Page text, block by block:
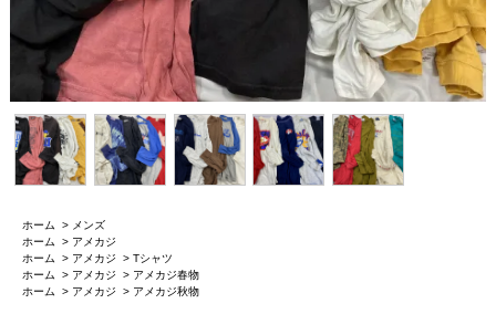
ホーム > メンズ
ホーム
> アメカジ
ホーム
> アメカジ > Tシャツ
ホーム
> アメカジ > アメカジ春物
ホーム
> アメカジ > アメカジ秋物